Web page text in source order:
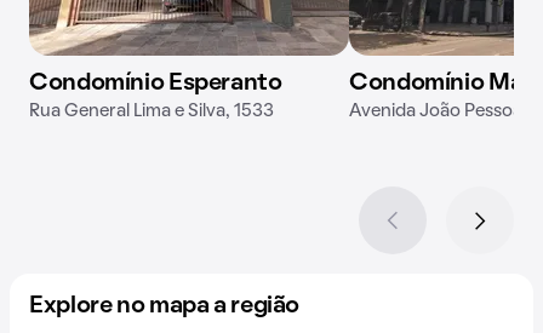
Condomínio Esperanto
Rua General Lima e Silva, 1533
Condomínio
Avenida João Pessoa,
Explore no mapa a região